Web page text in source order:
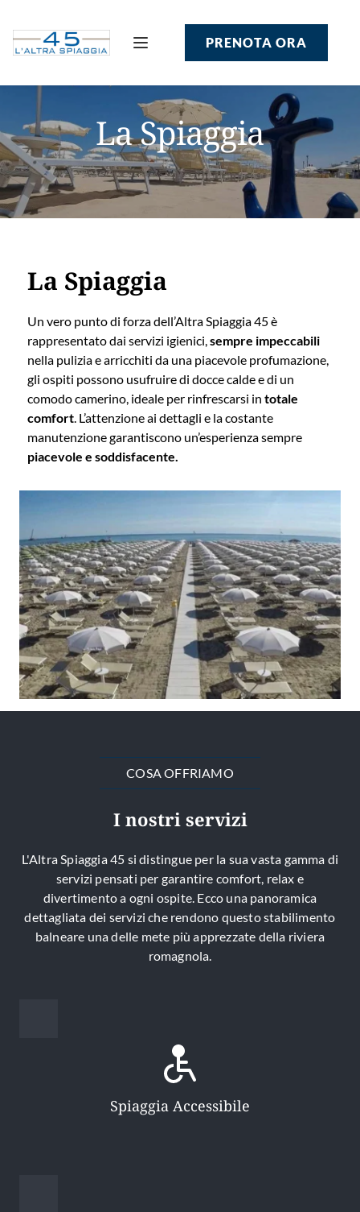
PRENOTA ORA
La Spiaggia
La Spiaggia
Un vero punto di forza dell’Altra Spiaggia 45 è
rappresentato dai servizi igienici,sempre impeccabili
nella pulizia e arricchiti da una piacevole profumazione,
gli ospiti possono usufruire di docce calde e di un
comodo camerino, ideale per rinfrescarsi in totale
comfort. L’attenzione ai dettagli e la costante
manutenzione garantiscono un’esperienza sempre
piacevole e soddisfacente.
COSA OFFRIAMO
I nostri servizi
L'Altra Spiaggia 45 si distingue per la sua vasta gamma di
servizi pensati per garantire comfort, relax e
divertimento a ogni ospite. Ecco una panoramica
dettagliata dei servizi che rendono questo stabilimento
balneare una delle mete più apprezzate della riviera
romagnola.
Spiaggia Accessibile